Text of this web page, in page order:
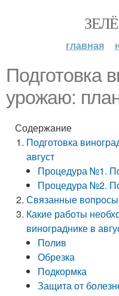
главная
Подготовка
урожаю:
Содержание
Подготовка
август
Процедура №1.
Процедура №2.
Связанные вопросы
Какие работы
винограднике в
Полив
Обрезка
Подкормка
Защита от